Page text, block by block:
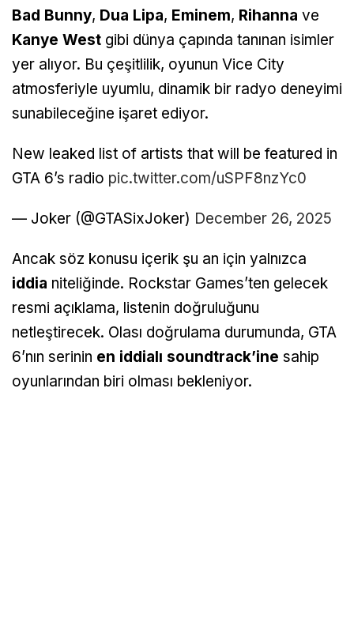
Bad Bunny, Dua Lipa, Eminem, Rihanna ve
Kanye West gibi dünya çapında tanınan isimler
yer alıyor. Bu çeşitlilik, oyunun Vice City
atmosferiyle uyumlu, dinamik bir radyo deneyimi
sunabileceğine işaret ediyor.
New leaked list of artists that will be featured in
GTA 6’s radio pic.twitter.com/uSPF8nzYc0
— Joker (@GTASixJoker) December 26, 2025
Ancak söz konusu içerik şu an için yalnızca
iddia niteliğinde. Rockstar Games’ten gelecek
resmi açıklama, listenin doğruluğunu
netleştirecek. Olası doğrulama durumunda, GTA
6’nın serinin en iddialı soundtrack’ine sahip
oyunlarından biri olması bekleniyor.